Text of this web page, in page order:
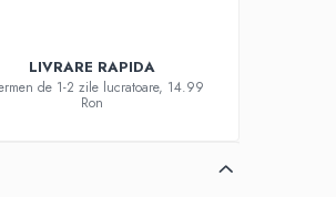
LIVRARE RAPIDA
de 1-2 zile lucratoare, 14.99
Ron